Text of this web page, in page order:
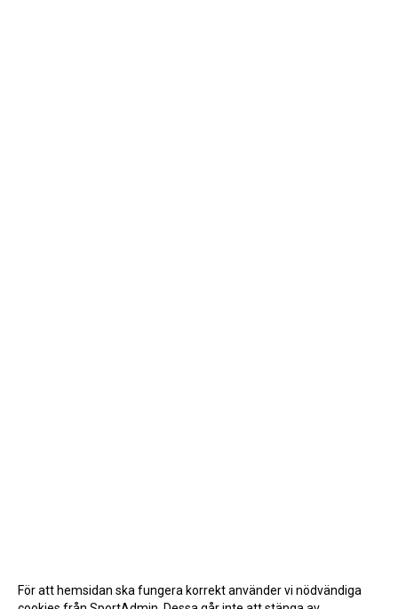
För att hemsidan ska fungera korrekt använder vi nödvändiga